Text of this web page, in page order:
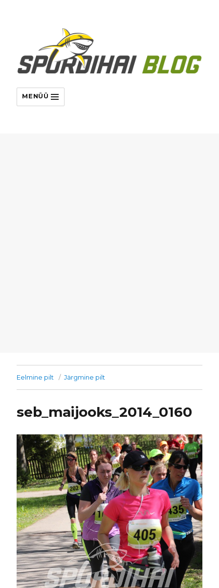
MENÜÜ
Eelmine pilt Järgmine pilt
seb_maijooks_2014_0160